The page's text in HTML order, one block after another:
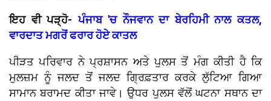
ਇਹ ਵੀ ਪੜ੍ਹੋ-ਪੰਜਾਬ 'ਚ ਨੌਜਵਾਨ ਦਾ ਬੇਰਹਿਮੀ ਨਾਲ ਕਤਲ,
ਵਾਰਦਾਤ ਮਗਰੋਂ ਫਰਾਰ ਹੋਏ ਕਾਤਲ
ਪੀੜਤ ਪਰਿਵਾਰ ਨੇ ਪ੍ਰਸ਼ਾਸਨ ਅਤੇ ਪੁਲਸ ਤੋਂ ਮੰਗ ਕੀਤੀ ਹੈ ਕਿ
ਮੁਲਜ਼ਮ ਨੂੰ ਜਲਦ ਤੋਂ ਜਲਦ ਗ੍ਰਿਫ਼ਤਾਰ ਕਰਕੇ ਲੁੱਟਿਆ ਗਿਆ
ਸਾਮਾਨ ਬਰਾਮਦ ਕੀਤਾ ਜਾਵੇ। ਉਧਰ ਪੁਲਸ ਵੱਲੋਂ ਘਟਨਾ ਸਥਾਨ ਦਾ